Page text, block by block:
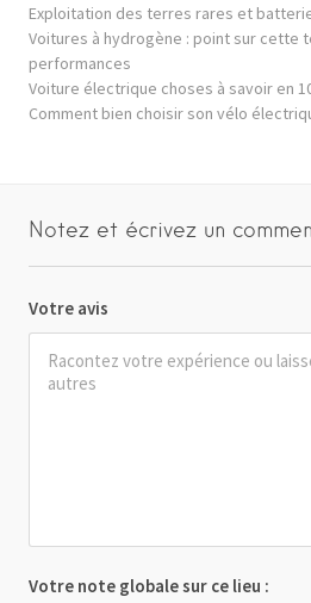
Exploitation des terres rares et
Voitures à hydrogène : point sur cette
performances
Voiture électrique choses à savoir en
Comment bien choisir son vélo
Notez et écrivez un
Votre avis
Votre note globale sur ce lieu :